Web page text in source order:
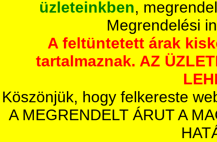
üzleteinkben,
Megrendelési
A feltüntetett árak
tartalmaznak. AZ
Köszönjük, hogy felkereste
A MEGRENDELT ÁRUT A